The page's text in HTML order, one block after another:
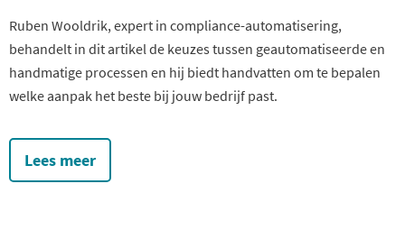
Ruben Wooldrik, expert in compliance-automatisering,
behandelt in dit artikel de keuzes tussen geautomatiseerde en
handmatige processen en hij biedt handvatten om te bepalen
welke aanpak het beste bij jouw bedrijf past.
Lees meer